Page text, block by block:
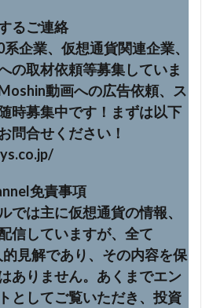
るご連絡
企業、仮想通貨関連企業、
の取材依頼等募集していま
動画への広告依頼、ス
時募集中です！まずは以下
問合せください！
免責事項
では主に仮想通貨の情報、
信していますが、全て
見解であり、その内容を保
ありません。あくまでエン
としてご覧いただき、投資